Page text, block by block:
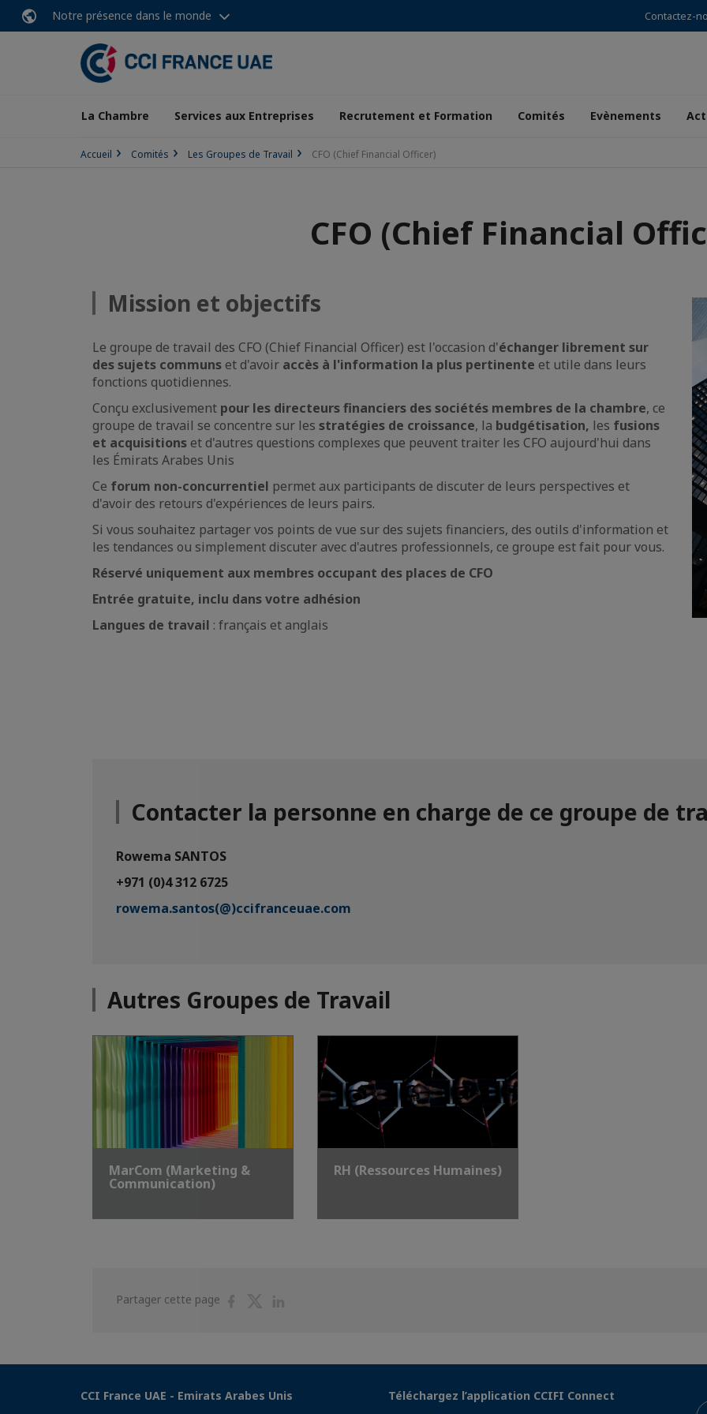
Notre présence dans le monde Contactez-
La Chambre Services aux Entreprises Recrutement et Formation Comités Evènements
Accueil Comités Les Groupes de Travail CFO (Chief Financial Officer)
CFO (Chief Financial
Mission et objectifs
Le groupe de travail des CFO (Chief Financial Officer) est l'occasion d'échanger librement sur ​​
des sujets communs et d'avoir accès à l'information la plus pertinente et utile dans leurs
fonctions quotidiennes.
Conçu exclusivement pour les directeurs financiers des sociétés membres de la chambre, ce
groupe de travail se concentre sur les stratégies de croissance, la budgétisation, les fusions
et acquisitions et d'autres questions complexes que peuvent traiter les CFO aujourd'hui dans
les Émirats Arabes Unis
Ce forum non-concurrentiel permet aux participants de discuter de leurs perspectives et
d'avoir des retours d'expériences de leurs pairs.
Si vous souhaitez partager vos points de vue sur des sujets financiers, des outils d'information et
les tendances ou simplement discuter avec d'autres professionnels, ce groupe est fait pour vous.
Réservé uniquement aux membres occupant des places de CFO
Entrée gratuite, inclu dans votre adhésion
Langues de travail : français et anglais
Contacter la personne en charge de ce groupe de
Rowema SANTOS
+971 (0)4 312 6725
rowema.santos(@)ccifranceuae.com
Autres Groupes de Travail
MarCom (Marketing &
Communication)
RH (Ressources Humaines)
Partager cette page
PartagerPartager
CCI France UAE - Emirats Arabes Unis Téléchargez l’application CCIFI Connect